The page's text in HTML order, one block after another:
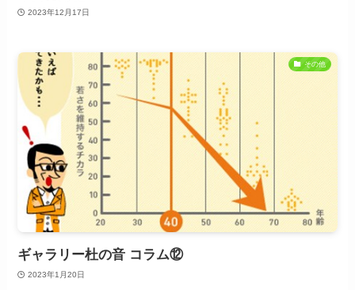
2023年12月17日
その他
ギャラリー杜の音 コラム⑫
2023年1月20日